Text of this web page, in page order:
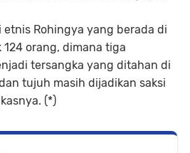
Rohingya yang berada di
orang, dimana tiga
tersangka yang ditahan di
tujuh masih dijadikan saksi
(*)